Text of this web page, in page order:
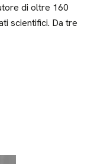
di oltre 160
scientifici. Da tre